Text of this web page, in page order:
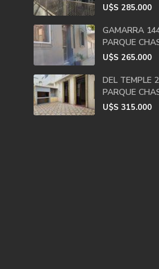
U$S 285.000
GAMARRA
PARQUE
U$S 265.000
DEL TEMPLE
PARQUE
U$S 315.000